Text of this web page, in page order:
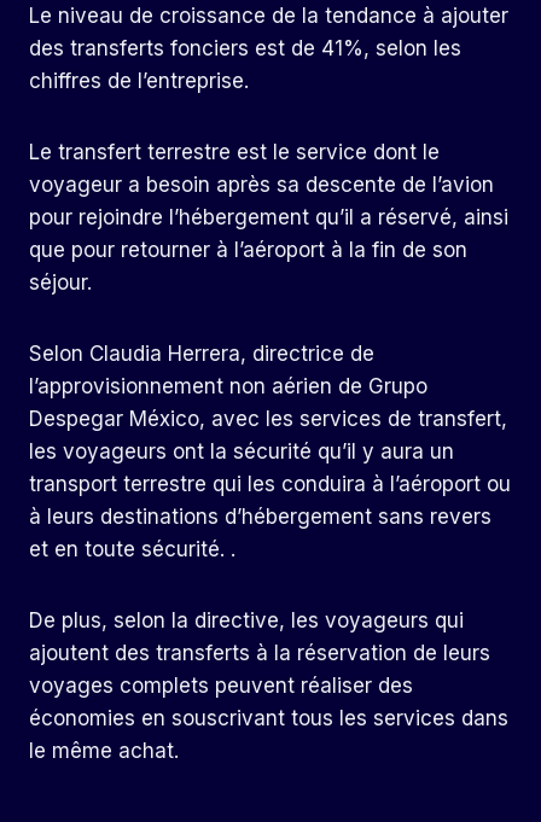
Le niveau de croissance de la tendance à ajouter
des transferts fonciers est de 41%, selon les
chiffres de l’entreprise.
Le transfert terrestre est le service dont le
voyageur a besoin après sa descente de l’avion
pour rejoindre l’hébergement qu’il a réservé, ainsi
que pour retourner à l’aéroport à la fin de son
séjour.
Selon Claudia Herrera, directrice de
l’approvisionnement non aérien de Grupo
Despegar México, avec les services de transfert,
les voyageurs ont la sécurité qu’il y aura un
transport terrestre qui les conduira à l’aéroport ou
à leurs destinations d’hébergement sans revers
et en toute sécurité. .
De plus, selon la directive, les voyageurs qui
ajoutent des transferts à la réservation de leurs
voyages complets peuvent réaliser des
économies en souscrivant tous les services dans
le même achat.